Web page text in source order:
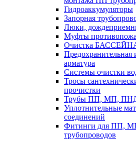
Гидроаккумуляторы
Запорная
Люки,
Муфты
Очистка
Предохранительная
арматура
Системы очистки
Тросы
прочистки
Трубы ПП, МП,
Уплотнительные
соединений
Фитинги для ПП,
трубопроводов